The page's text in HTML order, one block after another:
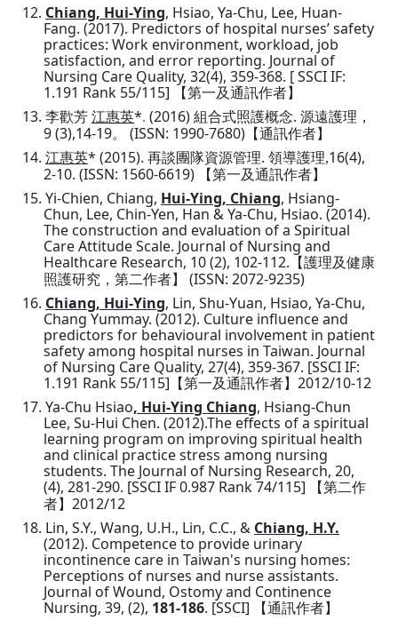
12. Chiang, Hui-Ying, Hsiao, Ya-Chu, Lee, Huan-
Fang. (2017). Predictors of hospital nurses’ safety
practices: Work environment, workload, job
satisfaction, and error reporting. Journal of
Nursing Care Quality, 32(4), 359-368. [SSCI IF:
1.191 Rank 55/115]
【第一及通訊作者】
13. 李歡芳 江惠英*. (2016) 組合式照護概念. 源遠護理 ，
9 (3),14-19。 (ISSN: 1990-7680) 【通訊作者】
14. 江惠英* (2015). 再談團隊資源管理. 領導護理,16(4),
2-10. (ISSN: 1560-6619) 【第一及通訊作者】
15. Yi-Chien, Chiang, Hui-Ying, Chiang, Hsiang-
Chun, Lee, Chin-Yen, Han & Ya-Chu, Hsiao. (2014).
The construction and evaluation of a Spiritual
Care Attitude Scale. Journal of Nursing and
Healthcare Research, 10 (2), 102-112. 【護理及健康
照護研究，第二作者】 (ISSN: 2072-9235)
16. Chiang, Hui-Ying, Lin, Shu-Yuan, Hsiao, Ya-Chu,
Chang Yummay. (2012). Culture influence and
predictors for behavioural involvement in patient
safety among hospital nurses in Taiwan. Journal
of Nursing Care Quality, 27(4), 359-367. [SSCI IF:
1.191 Rank 55/115] 【第一及通訊作者】 2012/10-12
17. Ya-Chu Hsiao, Hui-Ying Chiang, Hsiang-Chun
Lee, Su-Hui Chen. (2012).The effects of a spiritual
learning program on improving spiritual health
and clinical practice stress among nursing
students. The Journal of Nursing Research, 20,
(4), 281-290. [SSCI IF 0.987 Rank 74/115]
【第二作
者】 2012/12
18. Lin, S.Y., Wang, U.H., Lin, C.C., & Chiang, H.Y.
(2012). Competence to provide urinary
incontinence care in Taiwan's nursing homes:
Perceptions of nurses and nurse assistants.
Journal of Wound, Ostomy and Continence
Nursing, 39, (2), 181-186. [SSCI] 【通訊作者】